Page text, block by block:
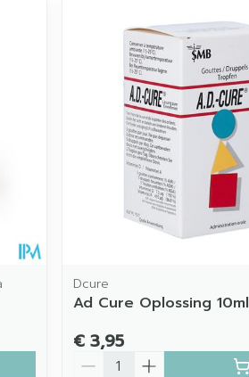
aan te passen.
Dcure
Ad Cure Oplossing 10ml
€ 3,95
Aantal